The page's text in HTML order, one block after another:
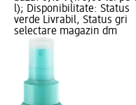
l); Disponibilitate: Status
verde Livrabil, Status gri
selectare magazin dm